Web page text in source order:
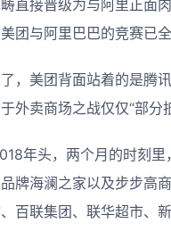
接晋级为与阿里正面
团与阿里巴巴的竞赛已全
，美团背面站着的是腾
外卖商场之战仅仅“部分
年头，两个月的时刻
牌海澜之家以及步步高
百联集团、联华超市、